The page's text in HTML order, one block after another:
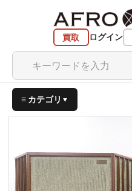
買取 ログイン
≡ カテゴリ ▼